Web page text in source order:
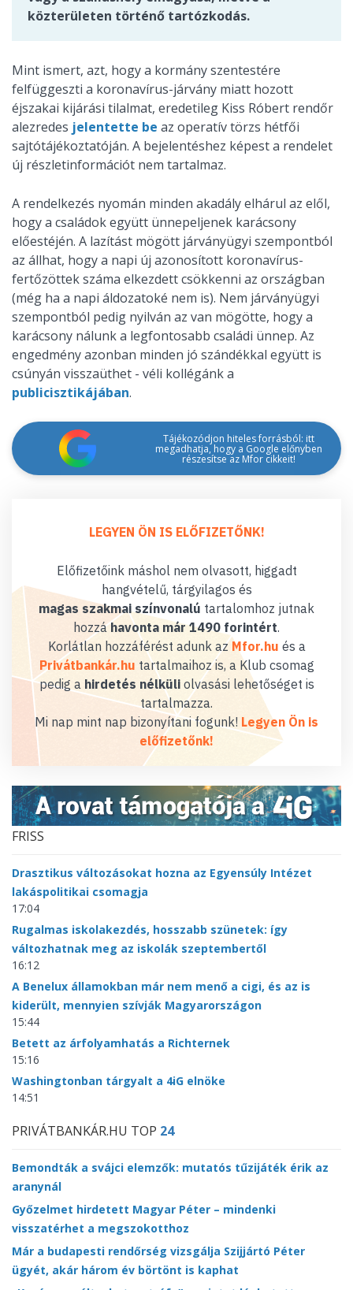
közterületen történő tartózkodás.
Mint ismert, azt, hogy a kormány szentestére
felfüggeszti a koronavírus-járvány miatt hozott
éjszakai kijárási tilalmat, eredetileg Kiss Róbert rendőr
alezredes jelentette be az operatív törzs hétfői
sajtótájékoztatóján. A bejelentéshez képest a rendelet
új részletinformációt nem tartalmaz.
A rendelkezés nyomán minden akadály elhárul az elől,
hogy a családok együtt ünnepeljenek karácsony
előestéjén. A lazítást mögött járványügyi szempontból
az állhat, hogy a napi új azonosított koronavírus-
fertőzöttek száma elkezdett csökkenni az országban
(még ha a napi áldozatoké nem is). Nem járványügyi
szempontból pedig nyilván az van mögötte, hogy a
karácsony nálunk a legfontosabb családi ünnep. Az
engedmény azonban minden jó szándékkal együtt is
csúnyán visszaüthet - véli kollégánk a
publicisztikájában.
Tájékozódjon hiteles forrásból: itt
megadhatja, hogy a Google előnyben
részesítse az Mfor cikkeit!
LEGYEN ÖN IS ELŐFIZETŐNK!
Előfizetőink máshol nem olvasott, higgadt
hangvételű, tárgyilagos és
magas szakmai színvonalú tartalomhoz jutnak
hozzáhavonta már 1490 forintért.
Korlátlan hozzáférést adunk az Mfor.hu és a
Privátbankár.hu tartalmaihoz is, a Klub csomag
pedig a hirdetés nélküliolvasási lehetőséget is
tartalmazza.
Mi nap mint nap bizonyítani fogunk! Legyen Ön is
előfizetőnk!
FRISS
Drasztikus változásokat hozna az Egyensúly Intézet
lakáspolitikai csomagja
17:04
Rugalmas iskolakezdés, hosszabb szünetek: így
változhatnak meg az iskolák szeptembertől
16:12
A Benelux államokban már nem menő a cigi, és az is
kiderült, mennyien szívják Magyarországon
15:44
Betett az árfolyamhatás a Richternek
15:16
Washingtonban tárgyalt a 4iG elnöke
14:51
PRIVÁTBANKÁR.HU TOP 24
Bemondták a svájci elemzők: mutatós tűzijáték érik az
aranynál
Győzelmet hirdetett Magyar Péter – mindenki
visszatérhet a megszokotthoz
Már a budapesti rendőrség vizsgálja Szijjártó Péter
ügyét, akár három év börtönt is kaphat